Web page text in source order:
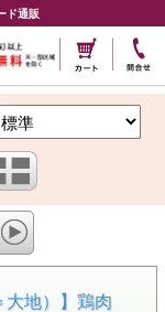
ド通販
大地）】鶏肉